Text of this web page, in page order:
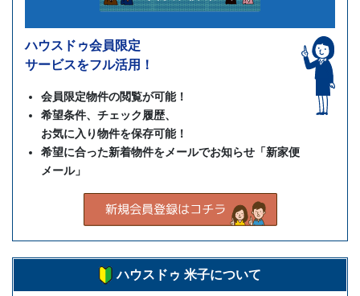
ハウスドゥ会員限定
サービスをフル活用！
会員限定物件の閲覧が可能！
希望条件、チェック履歴、
お気に入り物件を保存可能！
希望に合った新着物件をメールでお知らせ「新家便
メール」
ハウスドゥ 米子について